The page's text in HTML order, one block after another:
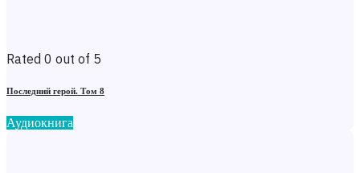
Rated 0 out of 5
Последний герой. Том 8
Аудиокнига